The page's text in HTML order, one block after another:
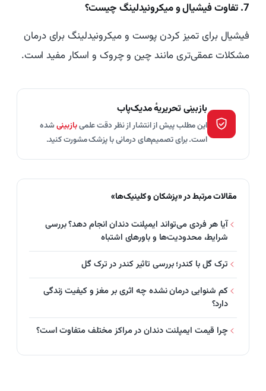
7. تفاوت فیشیال و میکرونیدلینگ چیست؟
فیشیال برای تمیز کردن پوست و میکرونیدلینگ برای درمان
مشکلات عمقی‌تری مانند چین و چروک و اسکار مفید است.
بازبینی تحریریهٔ مدیک‌پاب
این مطلب پیش از انتشار از نظر دقت علمیبازبینیشده
است. برای تصمیم‌های درمانی با پزشک مشورت کنید.
مقالات مرتبط در «پزشکان و کلینیک‌ها»
آیا هر فردی می‌تواند ایمپلنت دندان انجام دهد؟ بررسی
شرایط، محدودیت‌ها و باورهای اشتباه
ترک گل با کندر؛ بررسی تاثیر کندر در ترک گل
کم‌ شنوایی درمان نشده چه اثری بر مغز و کیفیت زندگی
دارد؟
چرا قیمت ایمپلنت دندان در مراکز مختلف متفاوت است؟